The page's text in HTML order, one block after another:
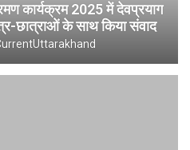
कार्यक्रम 2025 में देवप्रयाग
छात्राओं के साथ किया संवाद